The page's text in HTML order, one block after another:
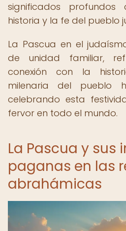
significados
historia y la fe del pueblo
La Pascua en el
de unidad familiar,
conexión con la
milenaria del pueblo
celebrando esta
fervor en todo el mundo.
La Pascua y sus
paganas en las
abrahámicas